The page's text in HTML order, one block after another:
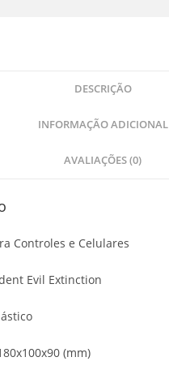
DESCRIÇÃO
INFORMAÇÃO ADICIONAL
AVALIAÇÕES (0)
Controles e Celulares
Evil Extinction
(mm)